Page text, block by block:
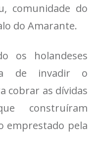
comunidade do
do Amarante.
os holandeses
de invadir o
cobrar as dívidas
construíram
emprestado pela